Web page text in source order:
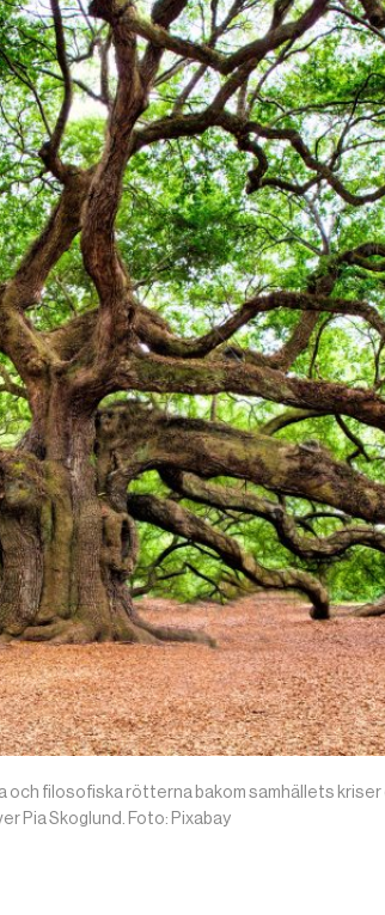
filosofiska rötterna bakom samhällets
Pia Skoglund. Foto: Pixabay